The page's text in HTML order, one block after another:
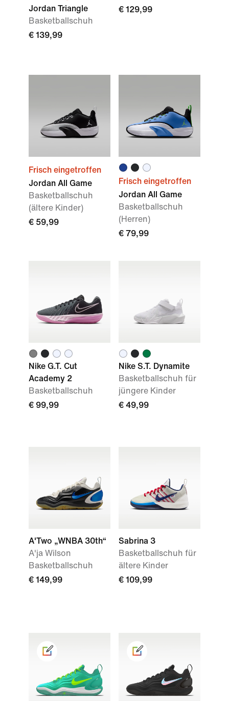
Jordan Triangle
Basketballschuh
€ 139,99
€ 129,99
Frisch eingetroffen
Jordan All Game
Basketballschuh
(ältere Kinder)
€ 59,99
Frisch eingetroffen
Jordan All Game
Basketballschuh
(Herren)
€ 79,99
Nike G.T. Cut
Academy 2
Basketballschuh
€ 99,99
Nike S.T. Dynamite
Basketballschuh für
jüngere Kinder
€ 49,99
A'Two „WNBA 30th“
A'ja Wilson
Basketballschuh
€ 149,99
Sabrina 3
Basketballschuh für
ältere Kinder
€ 109,99